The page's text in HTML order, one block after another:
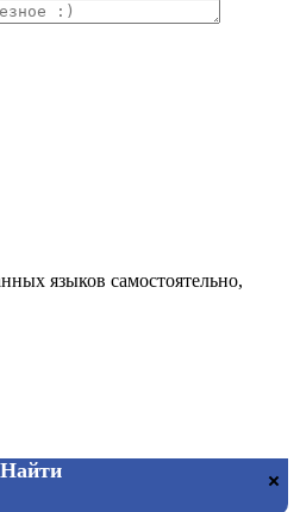
языков самостоятельно,